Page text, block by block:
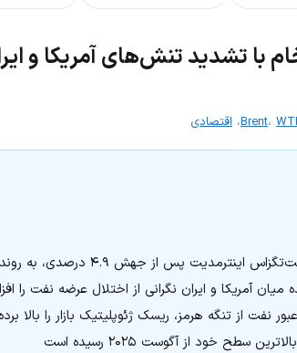
با تشدید تنش‌های آمریکا و
Brent، WTI ، اقتصادی
پس از جهش ۴.۹ درصدی، به روند صعودی ادامه داد
میان آمریکا و ایران نگرانی از اختلال عرضه نفت را
نفت از تنگه هرمز، ریسک ژئوپلیتیک بازار را بالا
سطح خود از آگوست ۲۰۲۵ رسیده است